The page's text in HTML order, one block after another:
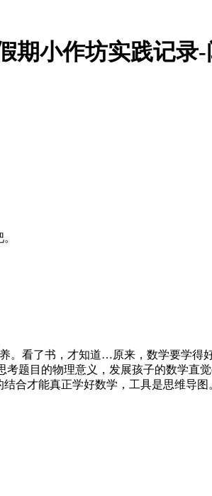
期小作坊实践记录
。看了书，才知道…原来，数学要学得
题目的物理意义，发展孩子的数学直
合才能真正学好数学，工具是思维导